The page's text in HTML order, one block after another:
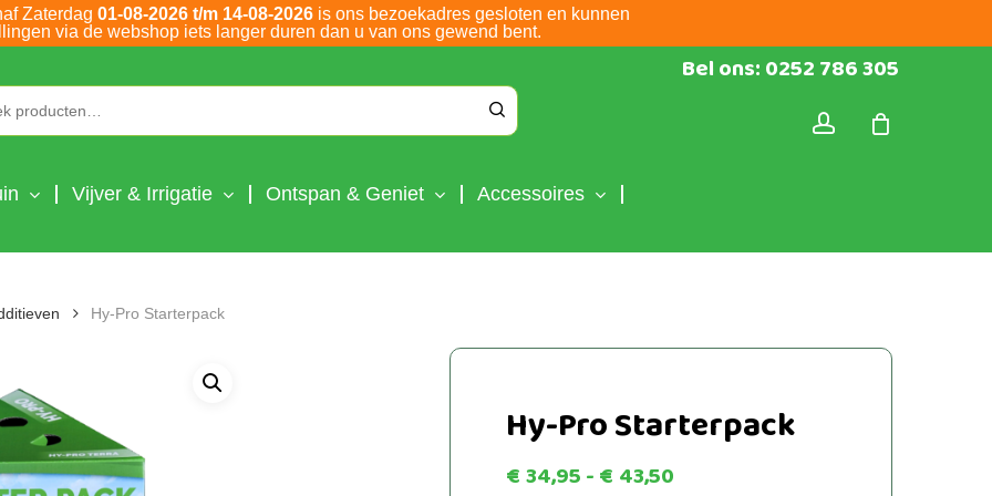
Zaterdag 01-08-2026 t/m 14-08-2026is ons bezoekadres gesloten en kunnen
via de webshop iets langer duren dan u van ons gewend bent.
Bel ons: 0252 786 305
Vijver & Irrigatie Ontspan & Geniet Accessoires
Hy-Pro Starterpack
Hy-Pro Starterpack
€34,95-€ 43,50